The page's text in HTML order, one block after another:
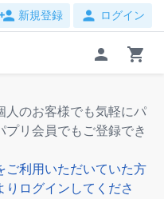
新規登録 person ログイン
person shopping_cart
人のお客様でも気軽にパ
リ会員でもご登録でき
利用いただいていた方
ログインしてくださ